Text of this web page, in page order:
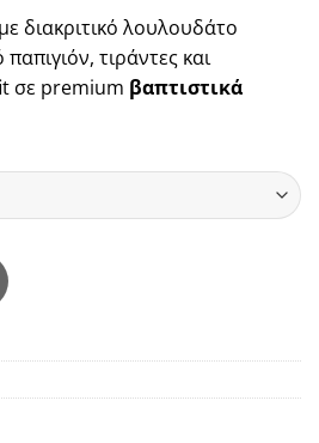
διακριτικό λουλουδάτο
τιράντες και
σε premium βαπτιστικά